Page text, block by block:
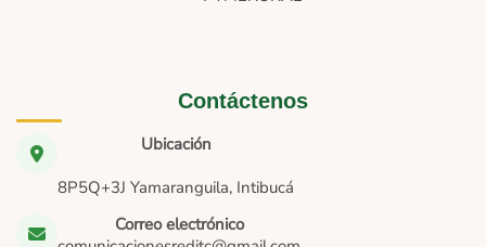
Contáctenos
Ubicación
8P5Q+3J Yamaranguila, Intibucá
Correo electrónico